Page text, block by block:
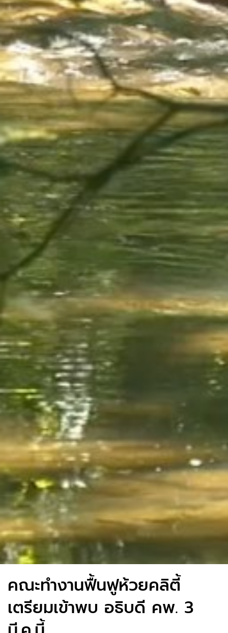
คณะทำงานฟื้นฟูห้วยคลิตี้
เตรียมเข้าพบ อธิบดี คพ. 3